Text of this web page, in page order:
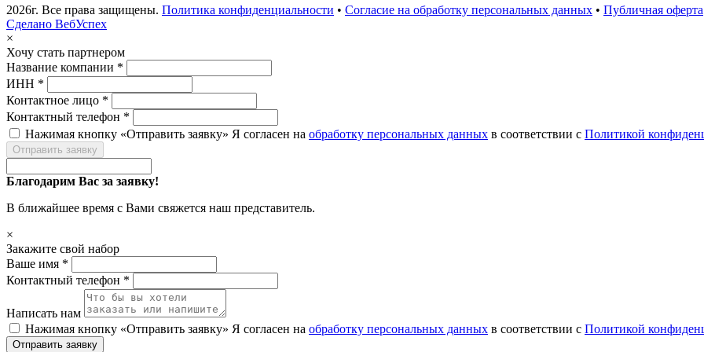
2026г. Все права защищены. Политика конфиденциальности • Согласие на обработку персональных данных • Публичная оферта
Сделано ВебУспех
×
Хочу стать партнером
Название компании *
ИНН *
Контактное лицо *
Контактный телефон *
Нажимая кнопку «Отправить заявку» Я согласен на обработку персональных данных в соответствии с Политикой
Отправить заявку
Благодарим Вас за заявку!
В ближайшее время с Вами свяжется наш представитель.
×
Закажите свой набор
Ваше имя *
Контактный телефон *
Написать нам
Нажимая кнопку «Отправить заявку» Я согласен на обработку персональных данных в соответствии с Политикой
Отправить заявку